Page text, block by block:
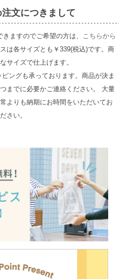
文につきまして
ますのでご希望の方は、
こちらから
は各サイズとも￥339(税込)です。商
サイズで仕上げます。
ングも承っております。商品が決ま
までに必要かご連絡ください。 大量
よりも納期にお時間をいただいてお
さい。